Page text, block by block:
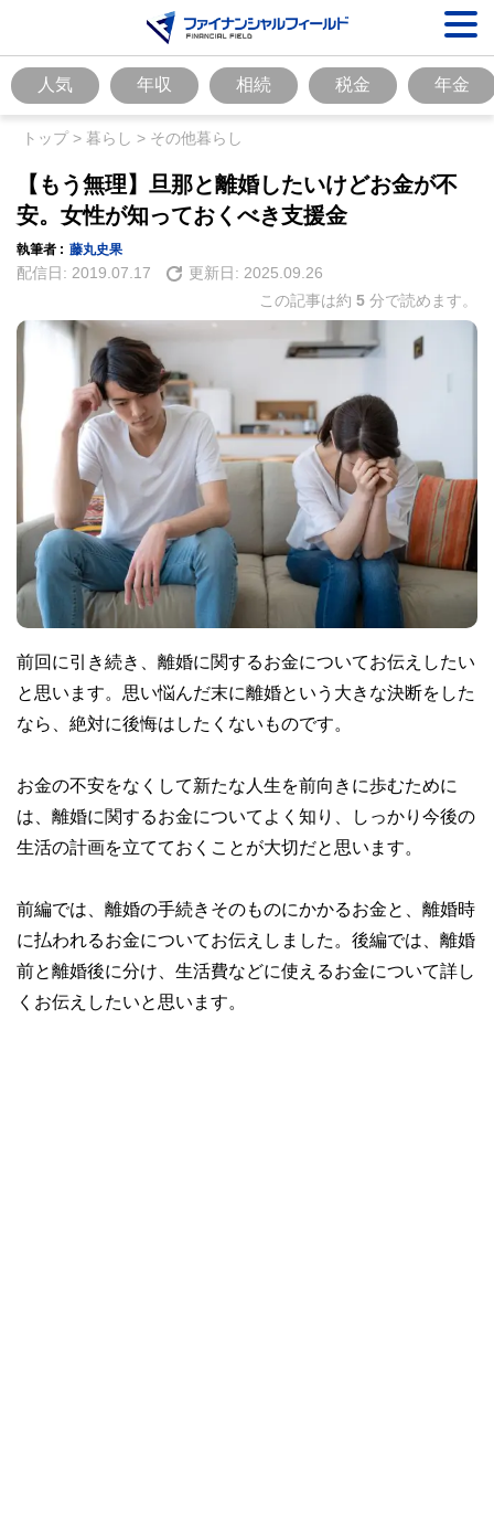
人気 年収 相続 税金 年金
トップ> 暮らし > その他暮らし
【もう無理】旦那と離婚したいけどお金が不
安。女性が知っておくべき支援金
執筆者 : 藤丸史果
配信日: 2019.07.17 更新日: 2025.09.26
この記事は約 5 分で読めます。
前回に引き続き、離婚に関するお金についてお伝えしたい
と思います。思い悩んだ末に離婚という大きな決断をした
なら、絶対に後悔はしたくないものです。
お金の不安をなくして新たな人生を前向きに歩むために
は、離婚に関するお金についてよく知り、しっかり今後の
生活の計画を立てておくことが大切だと思います。
前編では、離婚の手続きそのものにかかるお金と、離婚時
に払われるお金についてお伝えしました。後編では、離婚
前と離婚後に分け、生活費などに使えるお金について詳し
くお伝えしたいと思います。